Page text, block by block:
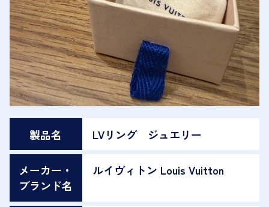
製品名 LVリング ジュエリー
メーカー・
ブランド名
ルイヴィトン Louis Vuitton